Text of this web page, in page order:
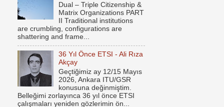
Dual – Triple Citizenship &
Matrix Organizations PART
II Traditional institutions
are crumbling, configurations are
shattering and frame...
36 Yıl Önce ETSI - Ali Rıza
Akçay
Geçtiğimiz ay 12/15 Mayıs
2026, Ankara ITU/GSR
konusuna değinmiştim.
Belleğimi zorlayınca 36 yıl önce ETSI
çalışmaları yeniden gözlerimin ön...